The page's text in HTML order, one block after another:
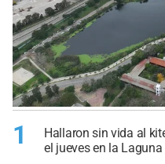
1
Hallaron sin vida al
el jueves en la